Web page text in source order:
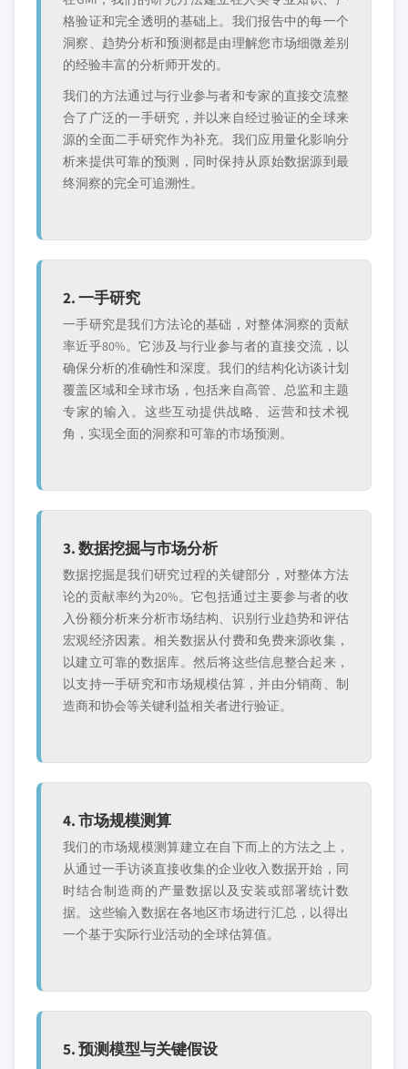
格验证和完全透明的基础上。我们报告中的每一个
洞察、趋势分析和预测都是由理解您市场细微差别
的经验丰富的分析师开发的。
我们的方法通过与行业参与者和专家的直接交流整
合了广泛的一手研究，并以来自经过验证的全球来
源的全面二手研究作为补充。我们应用量化影响分
析来提供可靠的预测，同时保持从原始数据源到最
终洞察的完全可追溯性。
2. 一手研究
一手研究是我们方法论的基础，对整体洞察的贡献
率近乎80%。它涉及与行业参与者的直接交流，以
确保分析的准确性和深度。我们的结构化访谈计划
覆盖区域和全球市场，包括来自高管、总监和主题
专家的输入。这些互动提供战略、运营和技术视
角，实现全面的洞察和可靠的市场预测。
3. 数据挖掘与市场分析
数据挖掘是我们研究过程的关键部分，对整体方法
论的贡献率约为20%。它包括通过主要参与者的收
入份额分析来分析市场结构、识别行业趋势和评估
宏观经济因素。相关数据从付费和免费来源收集，
以建立可靠的数据库。然后将这些信息整合起来，
以支持一手研究和市场规模估算，并由分销商、制
造商和协会等关键利益相关者进行验证。
4. 市场规模测算
我们的市场规模测算建立在自下而上的方法之上，
从通过一手访谈直接收集的企业收入数据开始，同
时结合制造商的产量数据以及安装或部署统计数
据。这些输入数据在各地区市场进行汇总，以得出
一个基于实际行业活动的全球估算值。
5. 预测模型与关键假设